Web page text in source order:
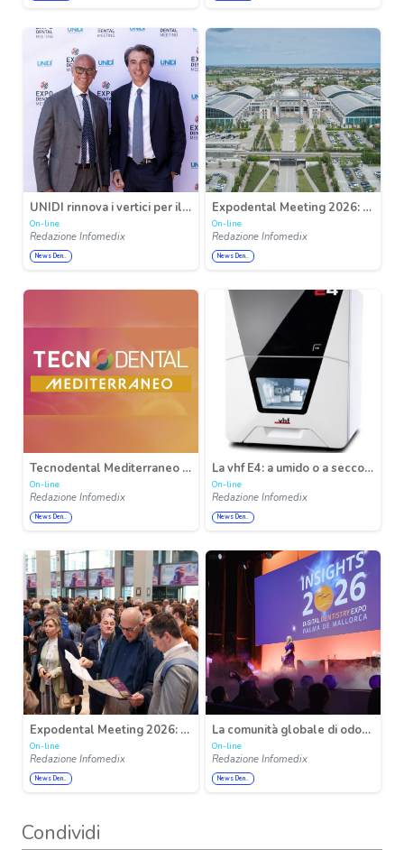
UNIDI rinnova i vertici per il biennio 2026-2028: Gianfranco Berrutti è il nuovo presidente
On-line
Redazione Infomedix
News Den..
Expodental Meeting 2026: visione strategica e internazionalizzazione della partnership UNIDI e IEG
On-line
Redazione Infomedix
News Den..
Tecnodental Mediterraneo 2026: è a Napoli dal 6 al 7 novembre, a Città della Scienza, l’appuntamento dedicato all’innovazione odontotecnica
On-line
Redazione Infomedix
News Den..
La vhf E4: a umido o a secco – lavorazione dei blocchi per tutti
On-line
Redazione Infomedix
News Den..
Expodental Meeting 2026: crescita costante, innovazione e internazionalità al centro del futuro del dentale
On-line
Redazione Infomedix
News Den..
La comunità globale di odontoiatria digitale si riunisce in occasione di Insights 2026
On-line
Redazione Infomedix
News Den..
Condividi